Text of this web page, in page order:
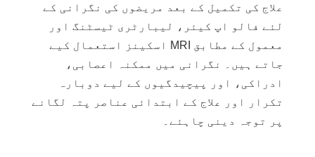
علاج کی تکمیل کے بعد مریضوں کی نگرانی کے
لئے فالو اپ کیئر، لیبارٹری ٹیسٹنگ اور
معمول کے مطابق MRI اسکینز استعمال کیے
جاتے ہیں۔ نگرانی میں ممکنہ اعصابی،
ادراکی، اور پیچیدگیوں کے لیے دوبارہ
تکرار اور علاج کے ابتدائی عناصر پتہ لگانے
پر توجہ دینی چاہئے۔